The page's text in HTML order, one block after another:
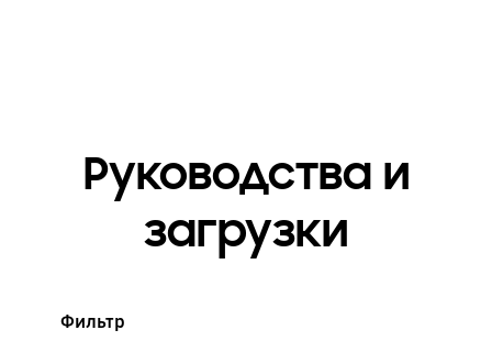
Руководства и
загрузки
Фильтр